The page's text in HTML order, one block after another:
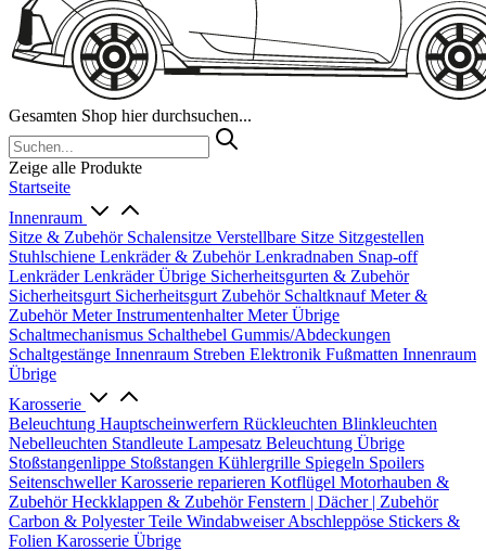
Gesamten Shop hier durchsuchen...
Zeige alle Produkte
Startseite
Innenraum
Sitze & Zubehör Schalensitze Verstellbare Sitze Sitzgestellen
Stuhlschiene Lenkräder & ZubehörLenkradnaben Snap-off
LenkräderLenkräder Übrige Sicherheitsgurten & Zubehör
Sicherheitsgurt Sicherheitsgurt Zubehör SchaltknaufMeter &
ZubehörMeterInstrumentenhalterMeter Übrige
Schaltmechanismus Schalthebel Gummis/Abdeckungen
Schaltgestänge Innenraum Streben Elektronik Fußmatten Innenraum
Übrige
Karosserie
Beleuchtung Hauptscheinwerfern Rückleuchten Blinkleuchten
Nebelleuchten Standleute Lampesatz Beleuchtung Übrige
Stoßstangenlippe Stoßstangen Kühlergrille Spiegeln Spoilers
SeitenschwellerKarosserie reparieren Kotflügel Motorhauben &
ZubehörHeckklappen & ZubehörFenstern | Dächer | Zubehör
Carbon & Polyester Teile WindabweiserAbschleppöse Stickers &
Folien Karosserie Übrige